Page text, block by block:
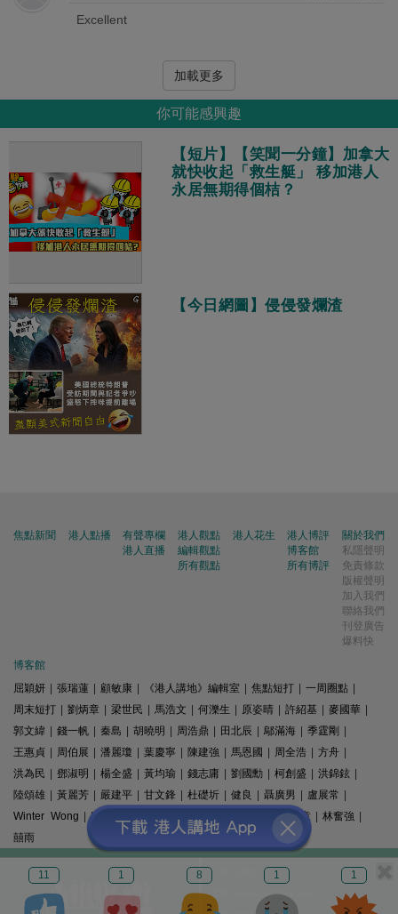
11 1 8 1 1
Excellent
加載更多
你可能感興趣
【短片】【笑聞一分鐘】加拿大
就快收起「救生艇」 移加港人
永居無期得個桔？
【今日網圖】侵侵發爛渣
焦點新聞 港人點播
有聲專欄
港人直播
港人觀點
編輯觀點
所有觀點
港人花生
港人博評
博客館
所有博評
關於我們
私隱聲明
免責條款
版權聲明
加入我們
聯絡我們
刊登廣告
爆料快
博客館
屈穎妍
張瑞蓮 顧敏康 《港人講地》編輯室 焦點短打 一周圈點
周末短打
劉炳章 梁世民 馬浩文 何濼生 原姿晴 許紹基 麥國華
郭文緯
錢一帆 秦島 胡曉明 周浩鼎 田北辰 鄔滿海 季霆剛
王惠貞
周伯展 潘麗瓊 葉慶寧 陳建強 馬恩國 周全浩 方舟
洪為民
鄧淑明 楊全盛 黃均瑜 錢志庸 劉國勳 柯創盛 洪錦鉉
陸頌雄
黃麗芳 嚴建平 甘文鋒 杜礎圻 健良 聶廣男 盧展常
Winter Wong
K2 梁文新 羅崑 姚銘 精選文章 林奮強
囍雨
© 港人講地
電郵: speakout@speakout.hk